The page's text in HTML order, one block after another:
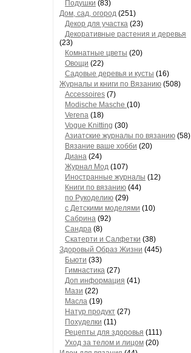
Подушки (83)
Дом, сад, огород (251)
Декор для участка (23)
Декоративные растения и деревья
(23)
Комнатные цветы (20)
Овощи (22)
Садовые деревья и кусты (16)
Журналы и книги по Вязанию (508)
Accessoires (7)
Modische Masche (10)
Verena (18)
Vogue Knitting (30)
Азиатские журналы по вязанию (58)
Вязание ваше хобби (20)
Диана (24)
Журнал Мод (107)
Иностранные журналы (12)
Книги по вязанию (44)
по Рукоделию (29)
с Детскими моделями (10)
Сабрина (92)
Сандра (8)
Скатерти и Салфетки (38)
Здоровый Образ Жизни (445)
Бьюти (33)
Гимнастика (27)
Доп информация (41)
Мази (22)
Масла (19)
Натур продукт (27)
Похуделки (11)
Рецепты для здоровья (111)
Уход за телом и лицом (20)